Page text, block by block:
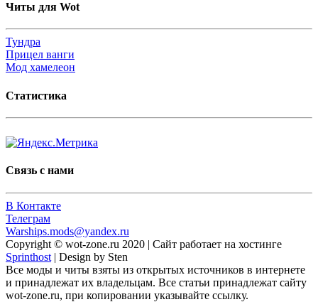
Читы для Wot
Тундра
Прицел ванги
Мод хамелеон
Статистика
Связь с нами
В Контакте
Телеграм
Warships.mods@yandex.ru
Copyright © wot-zone.ru 2020 | Сайт работает на хостинге
Sprinthost | Design by Sten
Все моды и читы взяты из открытых источников в интернете
и принадлежат их владельцам. Все статьи принадлежат сайту
wot-zone.ru, при копировании указывайте ссылку.